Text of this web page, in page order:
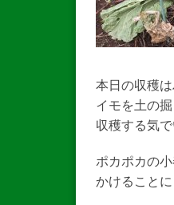
本日の収穫
イモを土の
収穫する気
ポカポカの
かけることに